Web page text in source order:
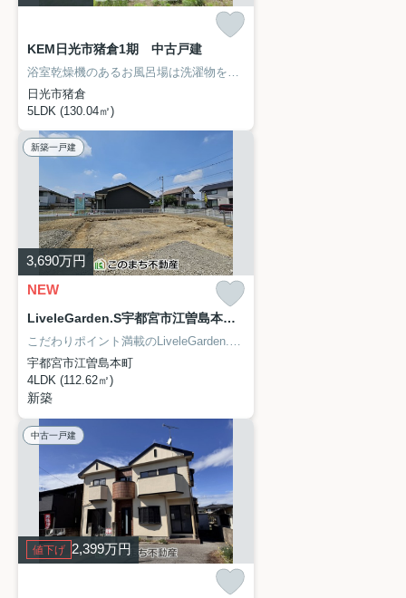
KEM日光市猪倉1期 中古戸建
浴室乾燥機のあるお風呂場は洗濯物を干すときにも便利です。天気のいい日には、南庭で日向ぼっこをするのも良いですね。5LDKの物件で、開放感のある生活を送る事が出来ます。経済的なメリットも大きい、中古の戸建て物件となっております。住まい選びのお手伝いを当社にさせていただけませんか。お客様が安心して暮らしていける不動産の紹介をしています。ぜひ当社の利用をご検討ください。
日光市猪倉
5LDK (130.04㎡)
新築一戸建
3,690万円
NEW
LiveleGarden.S宇都宮市江曽島本町 1号棟
こだわりポイント満載のLiveleGarden.S宇都宮市江曽島本町。暮らしに便利なスーパーオータニ 江曽島店(スーパー)がこちらから394mのところにあります。南向きの物件です。宇都宮市で新生活を始めるなら、東武宇都宮線江曽島近辺で健やかに過ごせる一戸建てがお勧めです。028-688-8963までいつでもお問い合わせ下さい。
宇都宮市江曽島本町
4LDK (112.62㎡)
新築
中古一戸建
値下げ 2,399万円